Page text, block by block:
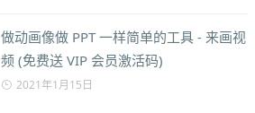
做动画像做 PPT 一样简单的工具 - 来画视
频 (免费送 VIP 会员激活码)
2021年1月15日